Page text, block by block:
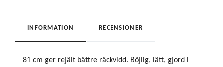
INFORMATION RECENSIONER
81 cm ger rejält bättre räckvidd. Böjlig, lätt, gjord i